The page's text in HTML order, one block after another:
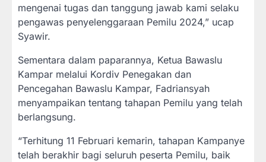
mengenai tugas dan tanggung jawab kami selaku
pengawas penyelenggaraan Pemilu 2024,” ucap
Syawir.
Sementara dalam paparannya, Ketua Bawaslu
Kampar melalui Kordiv Penegakan dan
Pencegahan Bawaslu Kampar, Fadriansyah
menyampaikan tentang tahapan Pemilu yang telah
berlangsung.
“Terhitung 11 Februari kemarin, tahapan Kampanye
telah berakhir bagi seluruh peserta Pemilu, baik